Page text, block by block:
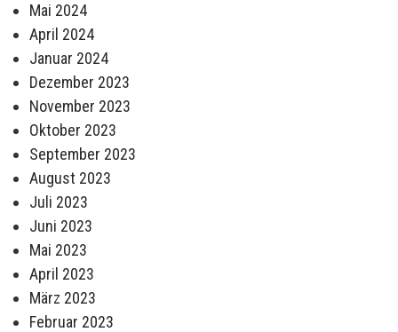
Mai 2024
April 2024
Januar 2024
Dezember 2023
November 2023
Oktober 2023
September 2023
August 2023
Juli 2023
Juni 2023
Mai 2023
April 2023
März 2023
Februar 2023